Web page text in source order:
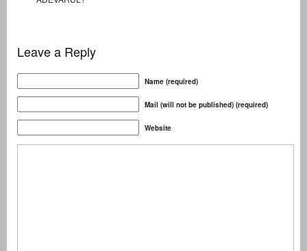
Leave a Reply
Name (required)
Mail (will not be published) (required)
Website